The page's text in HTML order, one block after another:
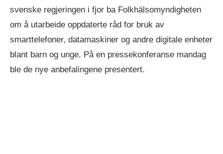
svenske regjeringen i fjor ba Folkhälsomyndigheten
om å utarbeide oppdaterte råd for bruk av
smarttelefoner, datamaskiner og andre digitale enheter
blant barn og unge. På en pressekonferanse mandag
ble de nye anbefalingene presentert.